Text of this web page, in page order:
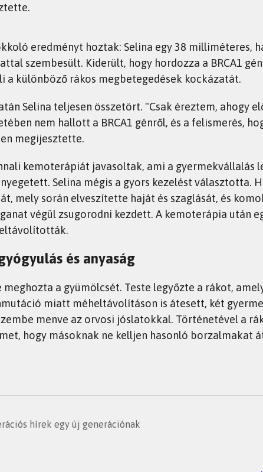
eredményt hoztak: Selina egy 38 milliméteres,
szembesült. Kiderült, hogy hordozza a BRCA1
a különböző rákos megbetegedések kockázatát.
Selina teljesen összetört. "Csak éreztem, ahogy
nem hallott a BRCA1 génről, és a felismerés,
megijesztette.
kemoterápiát javasoltak, ami a gyermekvállalás
Selina mégis a gyors kezelést választotta.
mely során elveszítette haját és szaglását, és
végül zsugorodni kezdett. A kemoterápia után
és anyaság
meghozta a gyümölcsét. Teste legyőzte a rákot,
miatt méheltávolításon is átesett, két
menve az orvosi jóslatokkal. Történetével a
hogy másoknak ne kelljen hasonló borzalmakat
hírek egy új generációnak